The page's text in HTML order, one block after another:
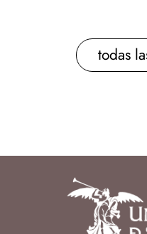
todas